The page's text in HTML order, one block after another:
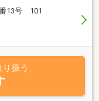
13号 101
扱う